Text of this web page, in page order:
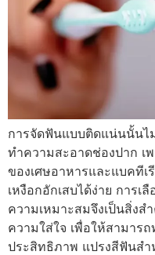
การจัดฟันแบบติดแน่นนั้นไม่
ทำความสะอาดช่องปาก เ
ของเศษอาหารและแบคทีเ
เหงือกอักเสบได้ง่าย การ
ความเหมาะสมจึงเป็นสิ่ง
ความใส่ใจ เพื่อให้สามาร
ประสิทธิภาพ แปรงสีฟันส